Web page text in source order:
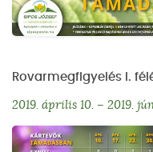
Rovarmegfigyelés I.
2019. április 10. – 2019.